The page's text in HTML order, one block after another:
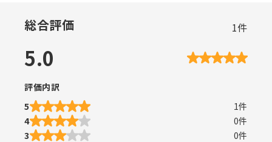
総合評価 1件
5.0
評価内訳
5
1件
4
0件
3
0件